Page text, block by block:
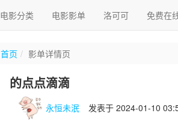
电影分类 电影影单 洛可可 免费在
首页 影单详情页
的点点滴滴
永恒未泯 发表于 2024-01-10